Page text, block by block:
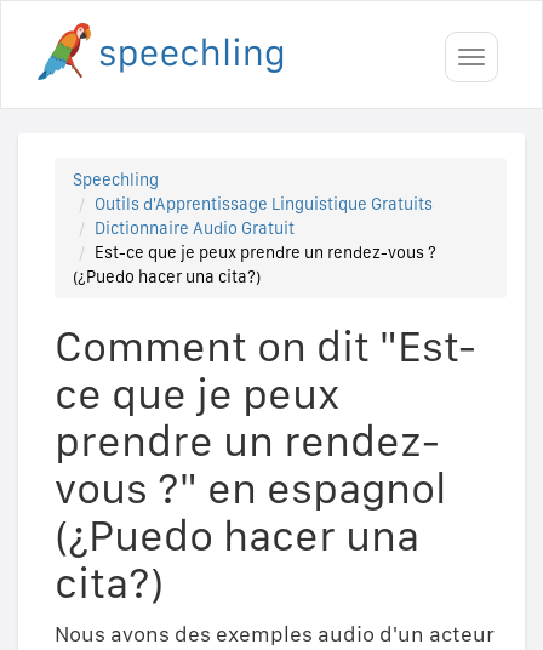
Toggle
Speechling
Outils d'Apprentissage Linguistique Gratuits
Dictionnaire Audio Gratuit
Est-ce que je peux prendre un rendez-vous ?
(¿Puedo hacer una cita?)
Comment on dit "Est-
ce que je peux
prendre un rendez-
vous ?" en espagnol
(¿Puedo hacer una
cita?)
Nous avons des exemples audio d'un acteur